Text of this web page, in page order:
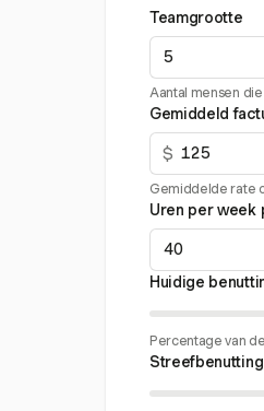
Teamgrootte
Aantal mensen
Gemiddeld
$
Gemiddelde rate
Uren per week
Huidige
Percentage van
Streefbenutting